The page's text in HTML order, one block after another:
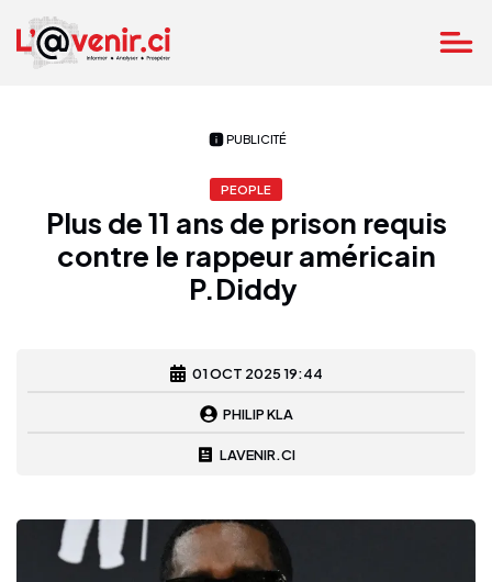
PUBLICITÉ
PEOPLE
Plus de 11 ans de prison requis
contre le rappeur américain
P.Diddy
01 OCT 2025 19:44
PHILIP KLA
LAVENIR.CI